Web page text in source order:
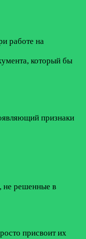
работе на
который бы
признаки
не решенные в
присвоит их